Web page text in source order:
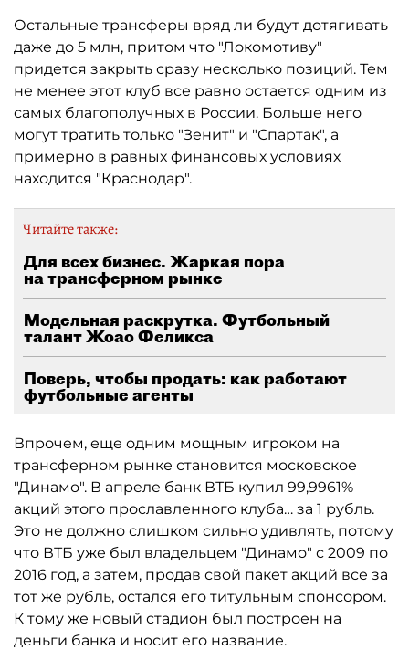
Остальные трансферы вряд ли будут дотягивать
даже до 5 млн, притом что "Локомотиву"
придется закрыть сразу несколько позиций. Тем
не менее этот клуб все равно остается одним из
самых благополучных в России. Больше него
могут тратить только "Зенит" и "Спартак", а
примерно в равных финансовых условиях
находится "Краснодар".
Читайте также:
Для всех бизнес. Жаркая пора
на трансферном рынке
Модельная раскрутка. Футбольный
талант Жоао Феликса
Поверь, чтобы продать: как работают
футбольные агенты
Впрочем, еще одним мощным игроком на
трансферном рынке становится московское
"Динамо". В апреле банк ВТБ купил 99,9961%
акций этого прославленного клуба… за 1 рубль.
Это не должно слишком сильно удивлять, потому
что ВТБ уже был владельцем "Динамо" с 2009 по
2016 год, а затем, продав свой пакет акций все за
тот же рубль, остался его титульным спонсором.
К тому же новый стадион был построен на
деньги банка и носит его название.